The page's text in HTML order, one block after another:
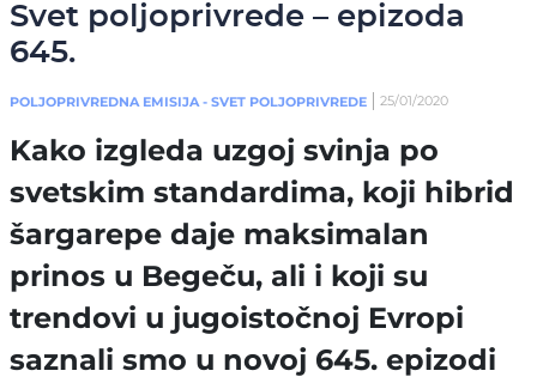
Svet poljoprivrede – epizoda
645.
POLJOPRIVREDNA EMISIJA - SVET POLJOPRIVREDE 25/01/2020
Kako izgleda uzgoj svinja po
svetskim standardima, koji hibrid
šargarepe daje maksimalan
prinos u Begeču, ali i koji su
trendovi u jugoistočnoj Evropi
saznali smo u novoj 645. epizodi